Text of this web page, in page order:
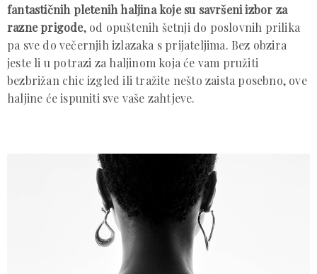
fantastičnih pletenih haljina koje su savršeni izbor za
razne prigode, od opuštenih šetnji do poslovnih prilika
pa sve do večernjih izlazaka s prijateljima. Bez obzira
jeste li u potrazi za haljinom koja će vam pružiti
bezbrižan chic izgled ili tražite nešto zaista posebno, ove
haljine će ispuniti sve vaše zahtjeve.